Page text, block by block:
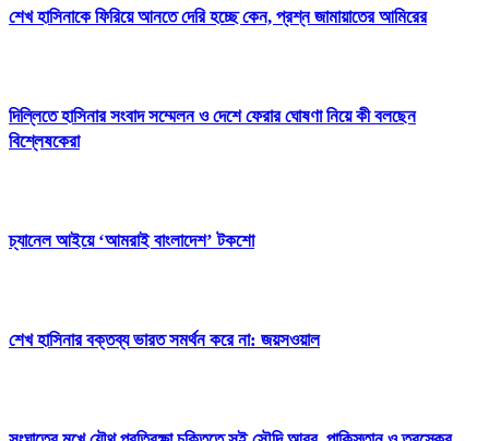
শেখ হাসিনাকে ফিরিয়ে আনতে দেরি হচ্ছে কেন, প্রশ্ন জামায়াতের আমিরের
দিল্লিতে হাসিনার সংবাদ সম্মেলন ও দেশে ফেরার ঘোষণা নিয়ে কী বলছেন
বিশ্লেষকেরা
চ্যানেল আইয়ে ‘আমরাই বাংলাদেশ’ টকশো
শেখ হাসিনার বক্তব্য ভারত সমর্থন করে না: জয়সওয়াল